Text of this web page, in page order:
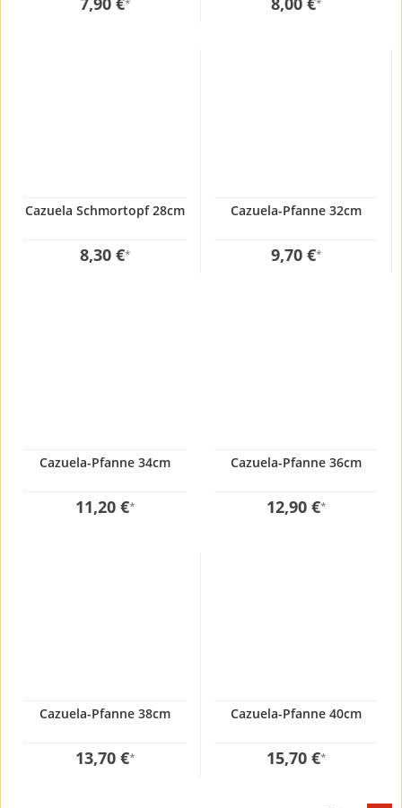
Cazuela Schmortopf 28cm
8,30 €*
Cazuela-Pfanne 32cm
9,70 €*
Cazuela-Pfanne 34cm
11,20 €*
Cazuela-Pfanne 36cm
12,90 €*
Cazuela-Pfanne 38cm
13,70 €*
Cazuela-Pfanne 40cm
15,70 €*